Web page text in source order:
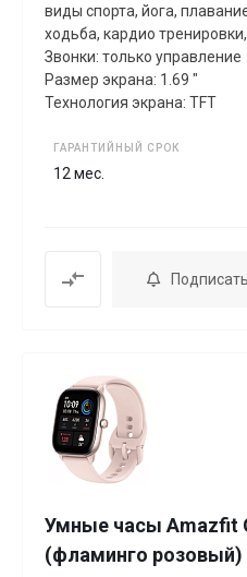
виды спорта, йога,
xодьба, кардио
Звонки: только управление
Размер экрана: 1.69 "
Технология экрана: TFT
ГАРАНТИЙНЫЙ СРОК
12 мес.
Умные часы Amazfit
(фламинго розовый)